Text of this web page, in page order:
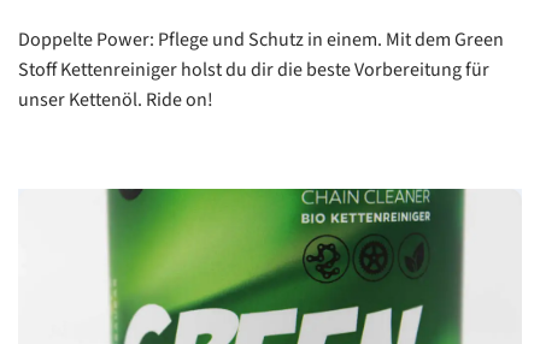
Doppelte Power: Pflege und Schutz in einem. Mit dem Green
Stoff Kettenreiniger holst du dir die beste Vorbereitung für
unser Kettenöl. Ride on!